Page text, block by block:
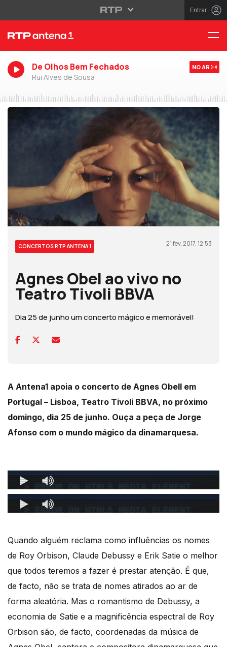
Entrar
De Olhos Bem Fechados
Rui Alves de Sousa
NO AR
CONCERTOS RTP ANTENA 1 21 fev, 2017, 12:53
Agnes Obel ao vivo no
Teatro Tivoli BBVA
Dia 25 de junho um concerto mágico e memorável!
A Antena1​ apoia o concerto de Agnes Obel​l em
Portugal – Lisboa, Teatro Tivoli BBVA​, no próximo
domingo, dia 25 de junho. Ouça a peça de Jorge
Afonso com o mundo mágico da dinamarquesa.
Quando alguém reclama como influências os nomes
de Roy Orbison, Claude Debussy e Erik Satie o melhor
que todos teremos a fazer é prestar atenção. É que,
de facto, não se trata de nomes atirados ao ar de
forma aleatória. Mas o romantismo de Debussy, a
economia de Satie e a magnificência espectral de Roy
Orbison são, de facto, coordenadas da música de